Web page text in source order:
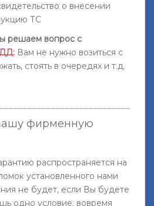
о внесении
ТС
решаем вопрос с
: Вам не нужно возиться с
стоять в очередях и т.д.
фирменную
распространяется на
установленного нами
не будет, если Вы будете
одно условие: вовремя